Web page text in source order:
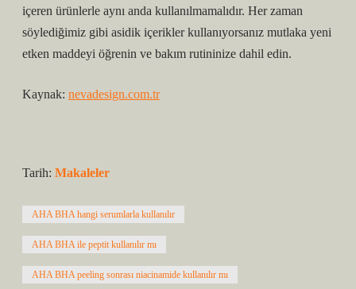
içeren ürünlerle aynı anda kullanılmamalıdır. Her zaman
söylediğimiz gibi asidik içerikler kullanıyorsanız mutlaka yeni
etken maddeyi öğrenin ve bakım rutininize dahil edin.
Kaynak: nevadesign.com.tr
Tarih: Makaleler
AHA BHA hangi serumlarla kullanılır
AHA BHA ile peptit kullanılır mı
AHA BHA peeling sonrası niacinamide kullanılır mı